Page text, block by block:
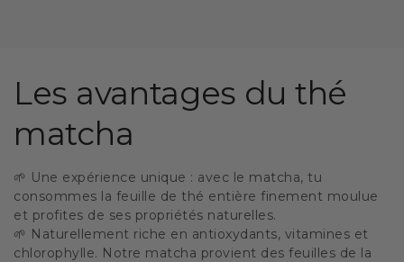
Les avantages du thé
matcha
🌱 Une expérience unique : avec le matcha, tu
consommes la feuille de thé entière finement moulue
et profites de ses propriétés naturelles.
🌱 Naturellement riche en antioxydants, vitamines et
chlorophylle. Notre matcha provient des feuilles de la